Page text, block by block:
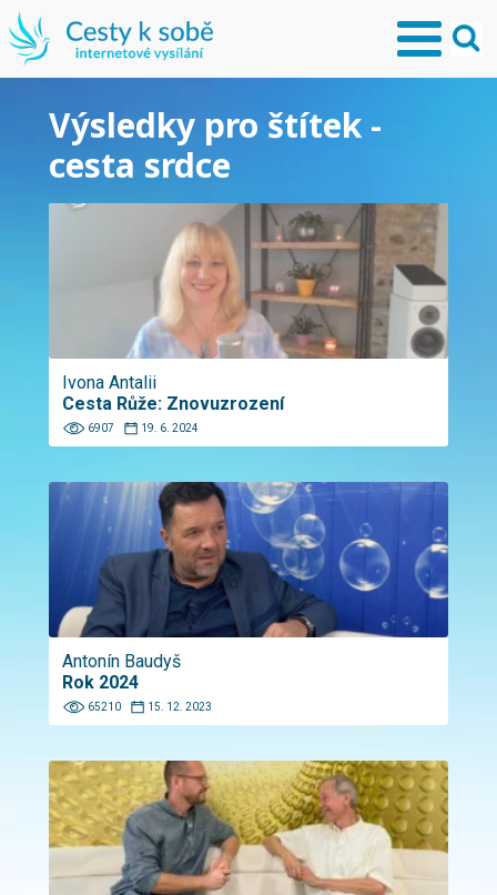
Výsledky pro štítek -
cesta srdce
Ivona Antalii
Cesta Růže: Znovuzrození
6907 19. 6. 2024
Antonín Baudyš
Rok 2024
65210 15. 12. 2023